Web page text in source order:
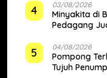
4 03/08/2026
Minyakita di
Pedagang
5 04/08/2026
Pompong
Tujuh